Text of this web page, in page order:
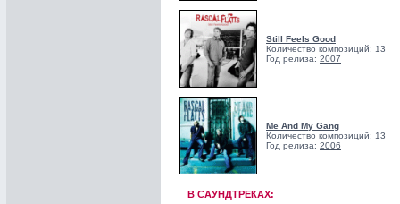
Still Feels Good
Количество композиций: 13
Год релиза: 2007
Me And My Gang
Количество композиций: 13
Год релиза: 2006
В САУНДТРЕКАХ: